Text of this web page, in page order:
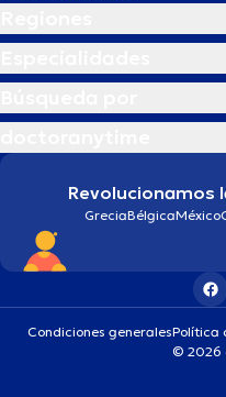
Revolucionamos
GreciaBélgicaMéxico
Condiciones generalesPolítica
© 2026